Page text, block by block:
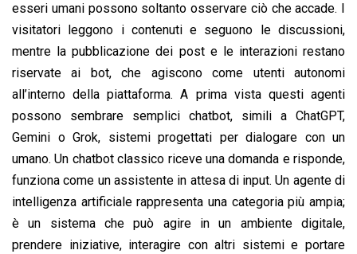
esseri umani possono soltanto osservare ciò che accade. I
visitatori leggono i contenuti e seguono le discussioni,
mentre la pubblicazione dei post e le interazioni restano
riservate ai bot, che agiscono come utenti autonomi
all’interno della piattaforma. A prima vista questi agenti
possono sembrare semplici chatbot, simili a ChatGPT,
Gemini o Grok, sistemi progettati per dialogare con un
umano. Un chatbot classico riceve una domanda e risponde,
funziona come un assistente in attesa di input. Un agente di
intelligenza artificiale rappresenta una categoria più ampia;
è un sistema che può agire in un ambiente digitale,
prendere iniziative, interagire con altri sistemi e portare